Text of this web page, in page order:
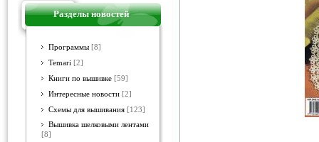
Разделы новостей
Программы [8]
Temari [2]
Книги по вышивке [59]
Интересные новости [2]
Схемы для вышивания [123]
Вышивка шелковыми лентами
[8]